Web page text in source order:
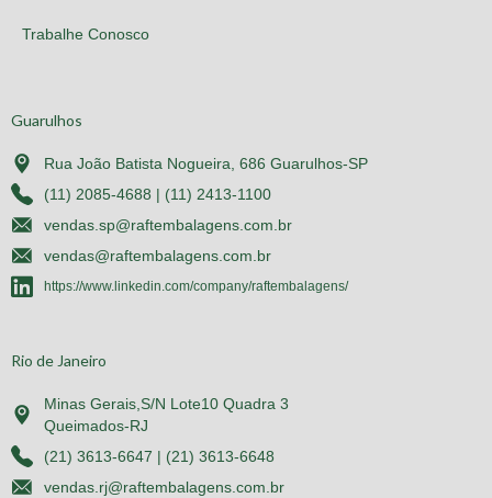
Trabalhe Conosco
Guarulhos
Rua João Batista Nogueira, 686 Guarulhos-SP
(11) 2085-4688 | (11) 2413-1100
vendas.sp@raftembalagens.com.br
vendas@raftembalagens.com.br
https://www.linkedin.com/company/raftembalagens/
Rio de Janeiro
Minas Gerais,S/N Lote10 Quadra 3
Queimados-RJ
(21) 3613-6647 | (21) 3613-6648
vendas.rj@raftembalagens.com.br